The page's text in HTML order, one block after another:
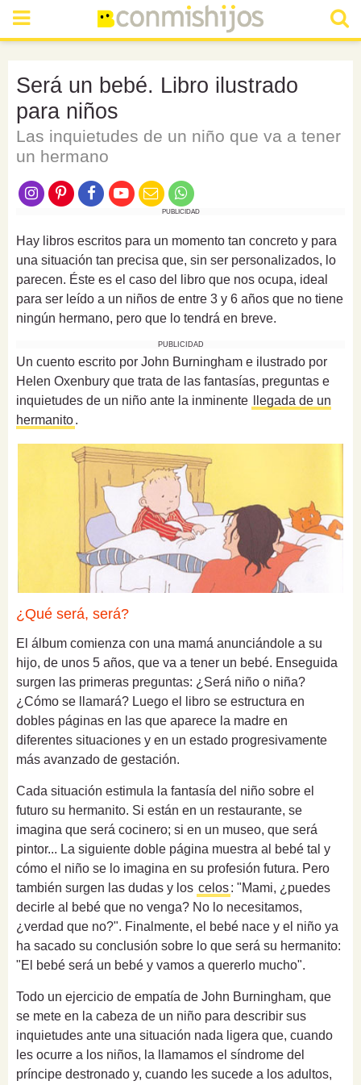
Será un bebé. Libro ilustrado
para niños
Las inquietudes de un niño que va a tener
un hermano
PUBLICIDAD
Hay libros escritos para un momento tan concreto y para
una situación tan precisa que, sin ser personalizados, lo
parecen. Éste es el caso del libro que nos ocupa, ideal
para ser leído a un niños de entre 3 y 6 años que no tiene
ningún hermano, pero que lo tendrá en breve.
PUBLICIDAD
Un cuento escrito por John Burningham e ilustrado por
Helen Oxenbury que trata de las fantasías, preguntas e
inquietudes de un niño ante la inminente
llegada de un
hermanito.
¿Qué será, será?
El álbum comienza con una mamá anunciándole a su
hijo, de unos 5 años, que va a tener un bebé. Enseguida
surgen las primeras preguntas: ¿Será niño o niña?
¿Cómo se llamará? Luego el libro se estructura en
dobles páginas en las que aparece la madre en
diferentes situaciones y en un estado progresivamente
más avanzado de gestación.
Cada situación estimula la fantasía del niño sobre el
futuro su hermanito. Si están en un restaurante, se
imagina que será cocinero; si en un museo, que será
pintor... La siguiente doble página muestra al bebé tal y
cómo el niño se lo imagina en su profesión futura. Pero
también surgen las dudas y los celos: "Mami, ¿puedes
decirle al bebé que no venga? No lo necesitamos,
¿verdad que no?". Finalmente, el bebé nace y el niño ya
ha sacado su conclusión sobre lo que será su hermanito:
"El bebé será un bebé y vamos a quererlo mucho".
Todo un ejercicio de empatía de John Burningham, que
se mete en la cabeza de un niño para describir sus
inquietudes ante una situación nada ligera que, cuando
les ocurre a los niños, la llamamos el síndrome del
príncipe destronado y, cuando les sucede a los adultos,